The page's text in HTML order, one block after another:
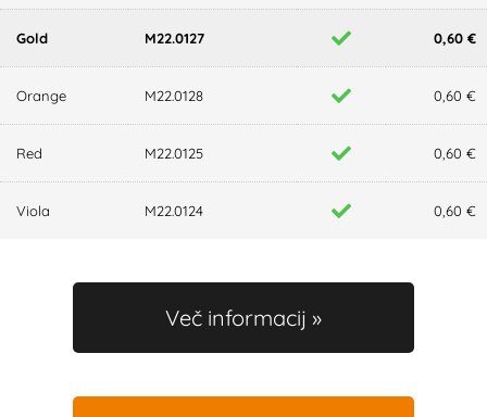
Gold M22.0127 0,60 €
Orange M22.0128 0,60 €
Red M22.0125 0,60 €
Viola M22.0124 0,60 €
Več informacij